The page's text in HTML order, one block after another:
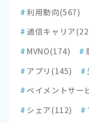
#利用動向(567)
#通信キャリア
# MVNO(174) #
# アプリ (145) #
# ペイメントサー
# シェア(112) #